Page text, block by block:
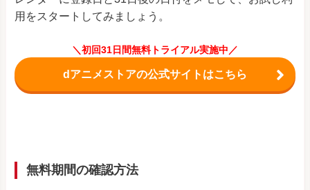
用をスタートしてみましょう。
＼初回31日間無料トライアル実施中／
dアニメストアの公式サイトはこちら
無料期間の確認方法